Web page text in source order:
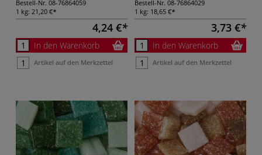
Bestell-Nr. 08-76864059
1 kg: 21,20 €
4,24 €
In den Warenkorb
Artikel auf den Merkzettel
Bestell-Nr. 08-76864029
1 kg: 18,65 €
3,73 €
In den Warenkorb
Artikel auf den Merkzettel